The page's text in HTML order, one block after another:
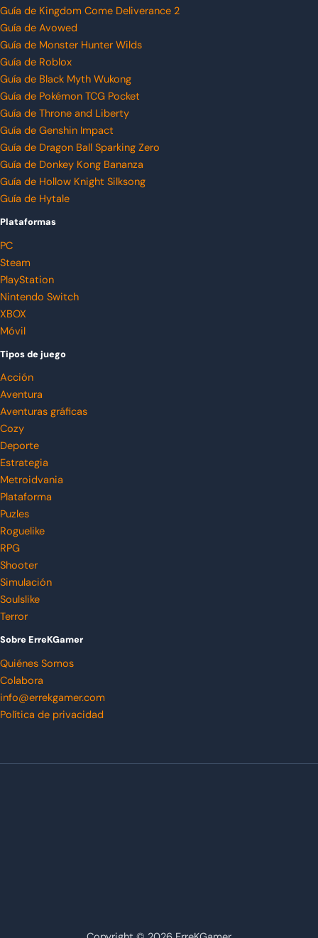
Guía de Kingdom Come Deliverance 2
Guía de Avowed
Guía de Monster Hunter Wilds
Guía de Roblox
Guía de Black Myth Wukong
Guía de Pokémon TCG Pocket
Guía de Throne and Liberty
Guía de Genshin Impact
Guía de Dragon Ball Sparking Zero
Guía de Donkey Kong Bananza
Guía de Hollow Knight Silksong
Guía de Hytale
Plataformas
PC
Steam
PlayStation
Nintendo Switch
XBOX
Móvil
Tipos de juego
Acción
Aventura
Aventuras gráficas
Cozy
Deporte
Estrategia
Metroidvania
Plataforma
Puzles
Roguelike
RPG
Shooter
Simulación
Soulslike
Terror
Sobre ErreKGamer
Quiénes Somos
Colabora
info@errekgamer.com
Política de privacidad